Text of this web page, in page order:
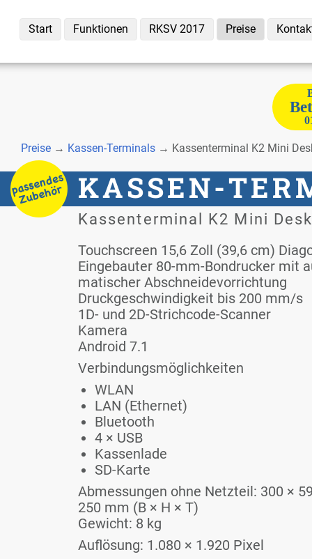
Start Funk­tio­nen RKSV 2017 Prei­se
Prei­se → Kas­sen-Ter­mi­nals → Kas­sen­ter­mi­nal K2 Mi­ni
KAS­SEN-
NALS
Kas­sen­ter­mi­nal K2 Mi­ni
Touch­screen 15,6 Zoll (39,6 cm)
Ein­ge­bau­ter 80-mm-Bon­dru­cker mit
ma­ti­scher Ab­schnei­de­vor­rich­tung
Druck­ge­schwin­dig­keit bis 200 mm/s
1D- und 2D-Strich­code-Scan­ner
Ka­me­ra
An­dro­id 7.1
Ver­bin­dungs­mög­lich­kei­ten
WLAN
LAN (Ether­net)
Blue­tooth
4 × USB
Kas­sen­la­de
SD-Kar­te
Ab­mes­sun­gen oh­ne Netz­teil: 300 ×
250 mm (B × H × T)
Ge­wicht: 8 kg
Auf­lö­sung: 1.080 × 1.920 Pi­xel